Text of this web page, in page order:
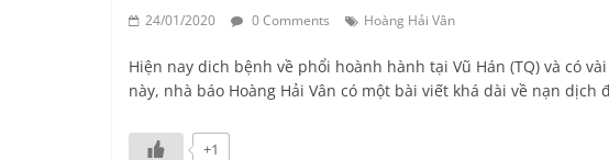
24/01/2020 0 Comments Hoàng Hải Vân
Hiện nay dich bệnh về phổi hoành hành tại Vũ Hán (TQ) và có
này, nhà báo Hoàng Hải Vân có một bài viết khá dài về nạn dịch
+1